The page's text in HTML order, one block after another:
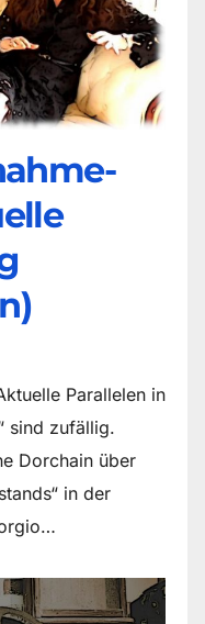
Parallelen in
sind zufällig.
Dorchain über
in der